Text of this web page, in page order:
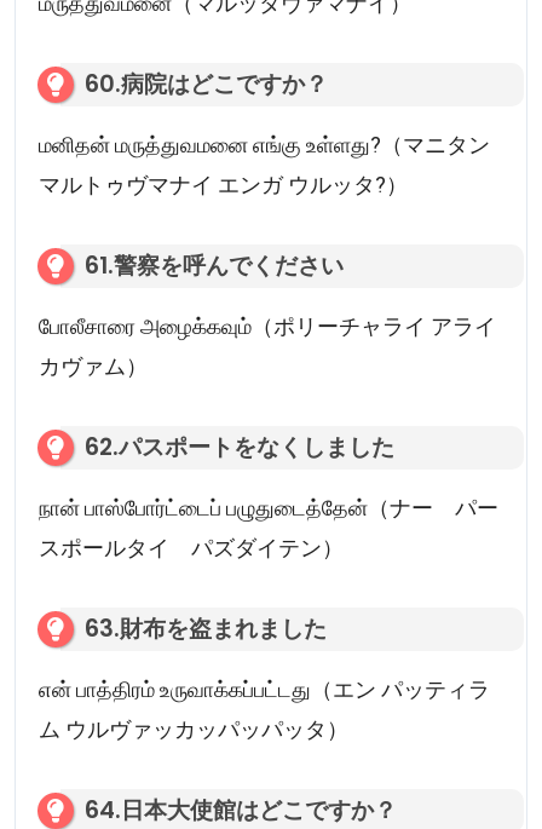
60.病院はどこですか？
மனிதன் மருத்துவமனை எங்கு உள்ளது?（マニタン
マルトゥヴマナイ エンガ ウルッタ?）
61.警察を呼んでください
போலீசாரை அழைக்கவும்（ポリーチャライ アライ
カヴァム）
62.パスポートをなくしました
நான் பாஸ்போர்ட்டைப் பழுதுடைத்தேன்（ナー パー
スポールタイ パズダイテン）
63.財布を盗まれました
என் பாத்திரம் உருவாக்கப்பட்டது（エン パッティラ
ム ウルヴァッカッパッパッタ）
64.日本大使館はどこですか？